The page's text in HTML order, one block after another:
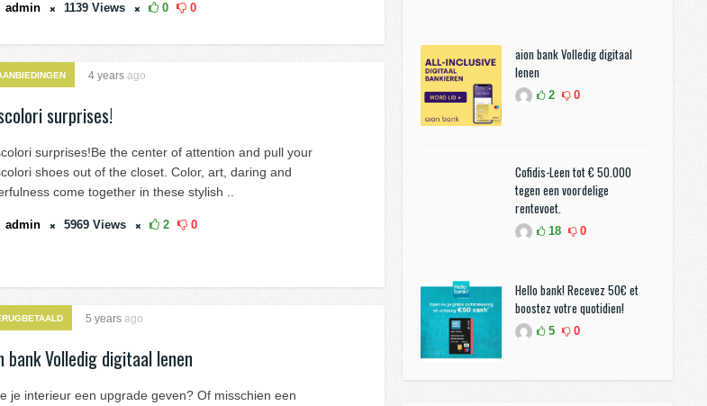
admin 1139 Views 0 0
4 years ago
surprises!
surprises!Be the center of attention and pull your
shoes out of the closet. Color, art, daring and
come together in these stylish ..
admin 5969 Views 2 0
5 years ago
bank Volledig digitaal lenen
je interieur een upgrade geven? Of misschien een
aion bank Volledig digitaal
lenen
2 0
Cofidis-Leen tot € 50.000
tegen een voordelige
rentevoet.
18 0
Hello bank! Recevez 50€ et
boostez votre quotidien!
5 0